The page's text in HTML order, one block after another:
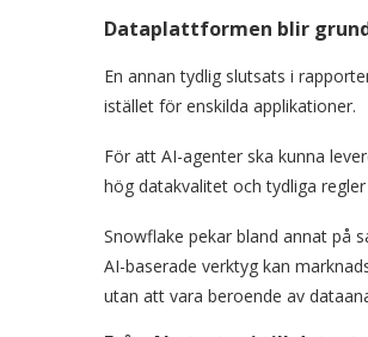
Dataplattformen blir
En annan tydlig slutsats i
istället för enskilda applikationer.
För att AI-agenter ska kunna
hög datakvalitet och tydliga
Snowflake pekar bland annat på
AI-baserade verktyg kan
utan att vara beroende av